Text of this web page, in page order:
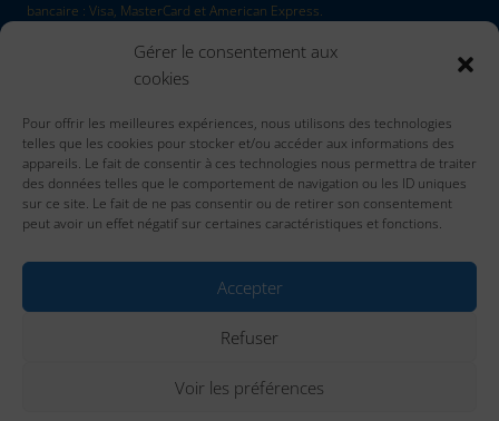
Gérer le consentement aux
cookies
Pour offrir les meilleures expériences, nous utilisons des technologies
telles que les cookies pour stocker et/ou accéder aux informations des
appareils. Le fait de consentir à ces technologies nous permettra de traiter
des données telles que le comportement de navigation ou les ID uniques
sur ce site. Le fait de ne pas consentir ou de retirer son consentement
peut avoir un effet négatif sur certaines caractéristiques et fonctions.
Accepter
Refuser
Voir les préférences
bancaire : Visa, MasterCard et American Express.
by Quadri7
Contactez nous
Accueil